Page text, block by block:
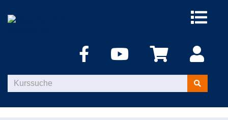
Menü
Kurse
suchen